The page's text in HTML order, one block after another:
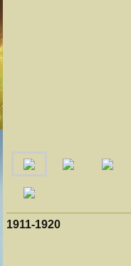
1911-1920